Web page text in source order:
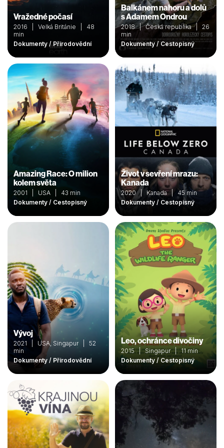
Vražedné počasí
2016 | Velká Británie | 48
min
Dokumenty / Přírodovědní
Balkánem nahoru a dolů
s Adamem Ondrou
2018 | Česká republika | 26
min
Dokumenty / Cestopisný
Amazing Race: O milion
kolem světa
2001 | USA | 43 min
Dokumenty / Cestopisný
Život v sevření mrazu:
Kanada
2020 | Kanada | 45 min
Dokumenty / Cestopisný
Vývoj
2021 | USA, Singapur | 52
min
Dokumenty / Přírodovědní
Leo, ochránce divočiny
2015 | Singapur | 11 min
Dokumenty / Cestopisný